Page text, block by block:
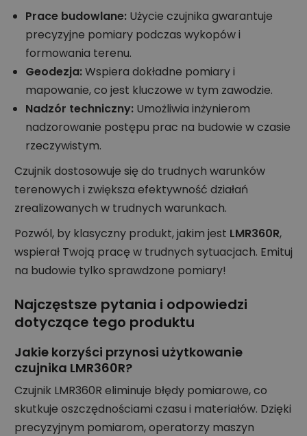
Prace budowlane: Użycie czujnika gwarantuje
precyzyjne pomiary podczas wykopów i
formowania terenu.
Geodezja:Wspiera dokładne pomiary i
mapowanie, co jest kluczowe w tym zawodzie.
Nadzór techniczny: Umożliwia inżynierom
nadzorowanie postępu prac na budowie w czasie
rzeczywistym.
Czujnik dostosowuje się do trudnych warunków
terenowych i zwiększa efektywność działań
zrealizowanych w trudnych warunkach.
Pozwól, by klasyczny produkt, jakim jest LMR360R,
wspierał Twoją pracę w trudnych sytuacjach. Emituj
na budowie tylko sprawdzone pomiary!
Najczęstsze pytania i odpowiedzi
dotyczące tego produktu
Jakie korzyści przynosi użytkowanie
czujnika LMR360R?
Czujnik LMR360R eliminuje błędy pomiarowe, co
skutkuje oszczędnościami czasu i materiałów. Dzięki
precyzyjnym pomiarom, operatorzy maszyn